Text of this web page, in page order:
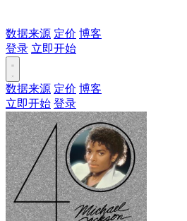
数据来源 定价 博客
登录 立即开始
数据来源 定价 博客
立即开始 登录